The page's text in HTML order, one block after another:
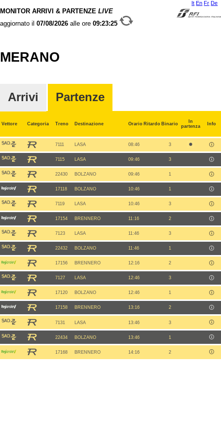
It En Fr De
MONITOR ARRIVI & PARTENZE LIVE
aggiornato il 07/08/2026 alle ore 09:23:25
MERANO
Arrivi Partenze
Vettore Categoria Treno Destinazione Orario Ritardo Binario
In
partenza
Info
7111 LASA 08:46 3
7115 LASA 09:46 3
22430 BOLZANO 09:46 1
17118 BOLZANO 10:46 1
7119 LASA 10:46 3
17154 BRENNERO 11:16 2
7123 LASA 11:46 3
22432 BOLZANO 11:46 1
17156 BRENNERO 12:16 2
7127 LASA 12:46 3
17120 BOLZANO 12:46 1
17158 BRENNERO 13:16 2
7131 LASA 13:46 3
22434 BOLZANO 13:46 1
17168 BRENNERO 14:16 2